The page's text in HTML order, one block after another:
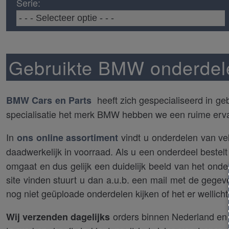
Gebruikte BMW
BMW Cars en Parts heeft zich gespecialiseerd in
specialisatie het merk BMW hebben we een ruime
In ons online assortiment vindt u onderdelen van
daadwerkelijk in voorraad. Als u een onderdeel
omgaat en dus gelijk een duidelijk beeld van het
site vinden stuurt u dan a.u.b. een mail met de
nog niet geüploade onderdelen kijken of het er wellicht
Wij verzenden dagelijks orders binnen Nederland